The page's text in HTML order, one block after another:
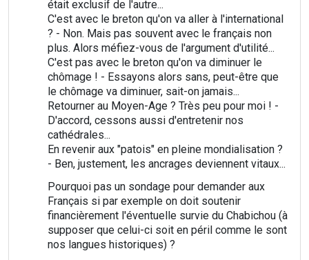
était exclusif de l'autre...
C'est avec le breton qu'on va aller à l'international
? - Non. Mais pas souvent avec le français non
plus. Alors méfiez-vous de l'argument d'utilité...
C'est pas avec le breton qu'on va diminuer le
chômage ! - Essayons alors sans, peut-être que
le chômage va diminuer, sait-on jamais...
Retourner au Moyen-Age ? Très peu pour moi ! -
D'accord, cessons aussi d'entretenir nos
cathédrales...
En revenir aux "patois" en pleine mondialisation ?
- Ben, justement, les ancrages deviennent vitaux...
Pourquoi pas un sondage pour demander aux
Français si par exemple on doit soutenir
financièrement l'éventuelle survie du Chabichou (à
supposer que celui-ci soit en péril comme le sont
nos langues historiques) ?